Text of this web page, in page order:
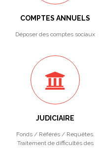
COMPTES ANNUELS
Déposer des comptes sociaux
JUDICIAIRE
Fonds / Référés / Requêtes.
Traitement de difficultés des